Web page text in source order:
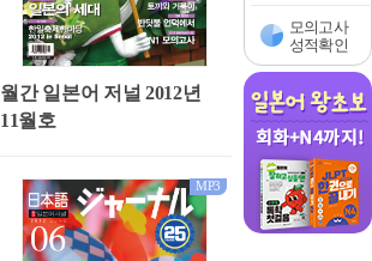
모의고사
성적확인
월간 일본어 저널 2012년
11월호
MP3